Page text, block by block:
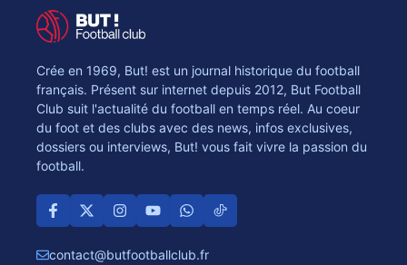
Crée en 1969, But! est un journal historique du football
français. Présent sur internet depuis 2012, But Football
Club suit l'actualité du football en temps réel. Au coeur
du foot et des clubs avec des news, infos exclusives,
dossiers ou interviews, But! vous fait vivre la passion du
football.
contact@butfootballclub.fr